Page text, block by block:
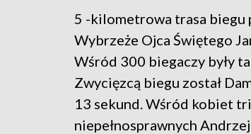
5 -kilometrowa trasa biegu
Wybrzeże Ojca Świętego
Wśród 300 biegaczy były
Zwycięzcą biegu został
13 sekund. Wśród kobiet
niepełnosprawnych Andrzej